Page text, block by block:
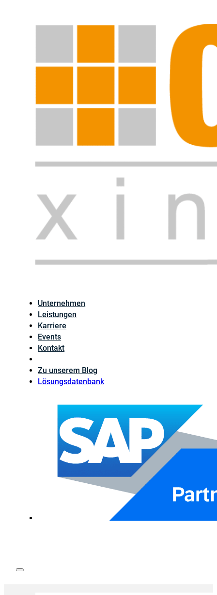
Unternehmen
Leistungen
Karriere
Events
Kontakt
Zu unserem Blog
Lösungsdatenbank